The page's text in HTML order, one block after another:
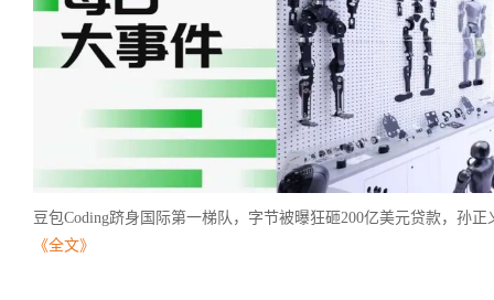
豆包Coding跻身国际第一梯队，字节被曝狂砸200亿美元贷款，孙
《全文》